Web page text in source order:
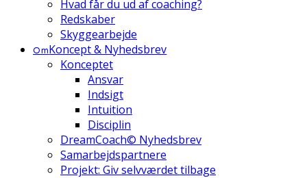
Hvad får du ud af coaching?
Redskaber
Skyggearbejde
OmKoncept & Nyhedsbrev
Konceptet
Ansvar
Indsigt
Intuition
Disciplin
DreamCoach© Nyhedsbrev
Samarbejdspartnere
Projekt: Giv selvværdet tilbage